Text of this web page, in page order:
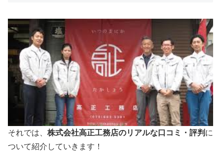
それでは、 株式会社高正工務店のリアルな口コミ・評判 に
ついて紹介していきます！